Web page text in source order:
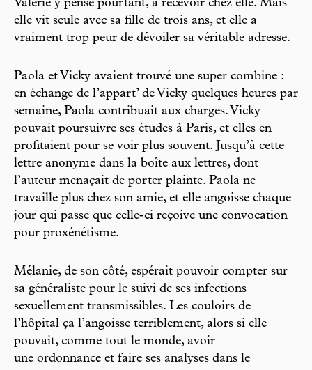
Valérie y pense pourtant, à recevoir chez elle. Mais
elle vit seule avec sa fille de trois ans, et elle a
vraiment trop peur de dévoiler sa véritable adresse.
Paola et Vicky avaient trouvé une super combine :
en échange de l’appart’ de Vicky quelques heures par
semaine, Paola contribuait aux charges. Vicky
pouvait poursuivre ses études à Paris, et elles en
profitaient pour se voir plus souvent. Jusqu’à cette
lettre anonyme dans la boîte aux lettres, dont
l’auteur menaçait de porter plainte. Paola ne
travaille plus chez son amie, et elle angoisse chaque
jour qui passe que celle-ci reçoive une convocation
pour proxénétisme.
Mélanie, de son côté, espérait pouvoir compter sur
sa généraliste pour le suivi de ses infections
sexuellement transmissibles. Les couloirs de
l’hôpital ça l’angoisse terriblement, alors si elle
pouvait, comme tout le monde, avoir
une ordonnance et faire ses analyses dans le